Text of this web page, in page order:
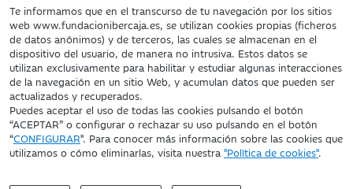
Te informamos que en el transcurso de tu navegación por los sitios
web www.fundacionibercaja.es, se utilizan cookies propias (ficheros
de datos anónimos) y de terceros, las cuales se almacenan en el
dispositivo del usuario, de manera no intrusiva. Estos datos se
utilizan exclusivamente para habilitar y estudiar algunas interacciones
de la navegación en un sitio Web, y acumulan datos que pueden ser
actualizados y recuperados.
Puedes aceptar el uso de todas las cookies pulsando el botón
“ACEPTAR” o configurar o rechazar su uso pulsando en el botón
“CONFIGURAR". Para conocer más información sobre las cookies que
utilizamos o cómo eliminarlas, visita nuestra "Política de cookies".
IBERCAJA BANCO
Fundación Bancaria Ibercaja. C.I.F. G-50000652.
Inscrita en el Registro de Fundaciones del Mº de Educación,
Cultura y Deporte con el nº 1689.
Domicilio social: Joaquín Costa, 13. 50001 Zaragoza.